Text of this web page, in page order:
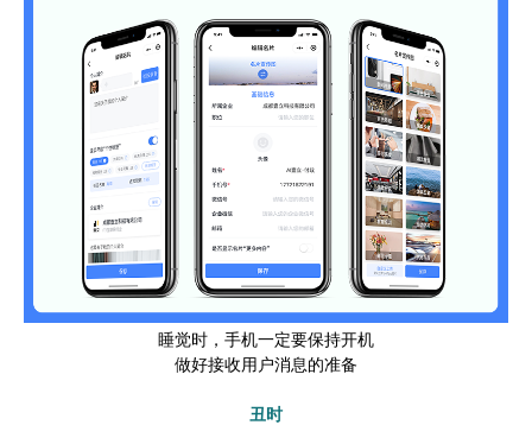
睡觉时，手机一定要保持开机
做好接收用户消息的准备
丑时